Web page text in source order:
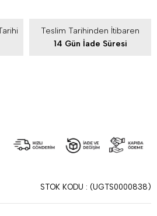
Teslim Tarihinden İtibaren
14 Gün İade Süresi
STOK KODU (UGTS0000838)